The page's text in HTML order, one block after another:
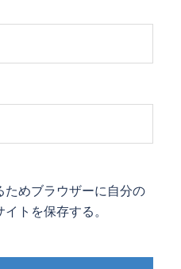
ためブラウザーに自分の
トを保存する。